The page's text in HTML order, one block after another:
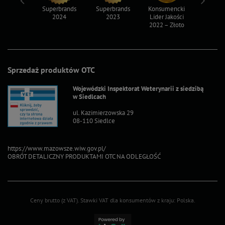
Sprzedaż produktów OTC
Wojewódzki Inspektorat Weterynarii z siedzibą
w Siedlcach
ul. Kazimierzowska 29
08-110 Siedlce
https://www.mazowsze.wiw.gov.pl/
OBRÓT DETALICZNY PRODUKTAMI OTC NA ODLEGŁOŚĆ
Superbrands
2024
Superbrands
2023
Konsumencki
Lider Jakości
2022 – Złoto
Ceny brutto (z VAT). Stawki VAT dla konsumentów z kraju: Polska